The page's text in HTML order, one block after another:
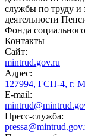
службы по труду и
деятельности
Фонда
Контакты
Сайт:
mintrud.gov.ru
Адрес:
127994, ГСП-4, г.
E-mail:
Пресс-служба: